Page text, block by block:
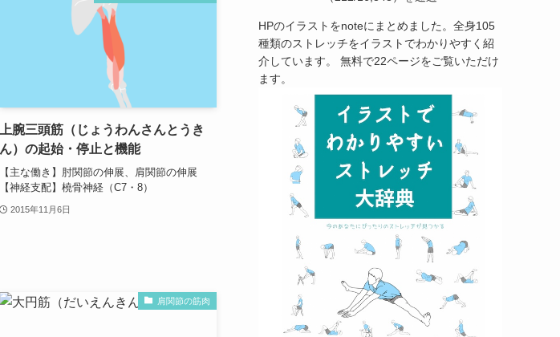
上腕三頭筋（じょうわんさんとうき
ん）の起始・停止と機能
【主な働き】肘関節の伸展、肩関節の伸展
【神経支配】橈骨神経（C7・8）
2015年11月6日
肩関節の筋肉
HPのイラストをnoteにまとめました。全身105
種類のストレッチをイラストでわかりやすく紹
介しています。 無料で22ページをご覧いただけ
ます。